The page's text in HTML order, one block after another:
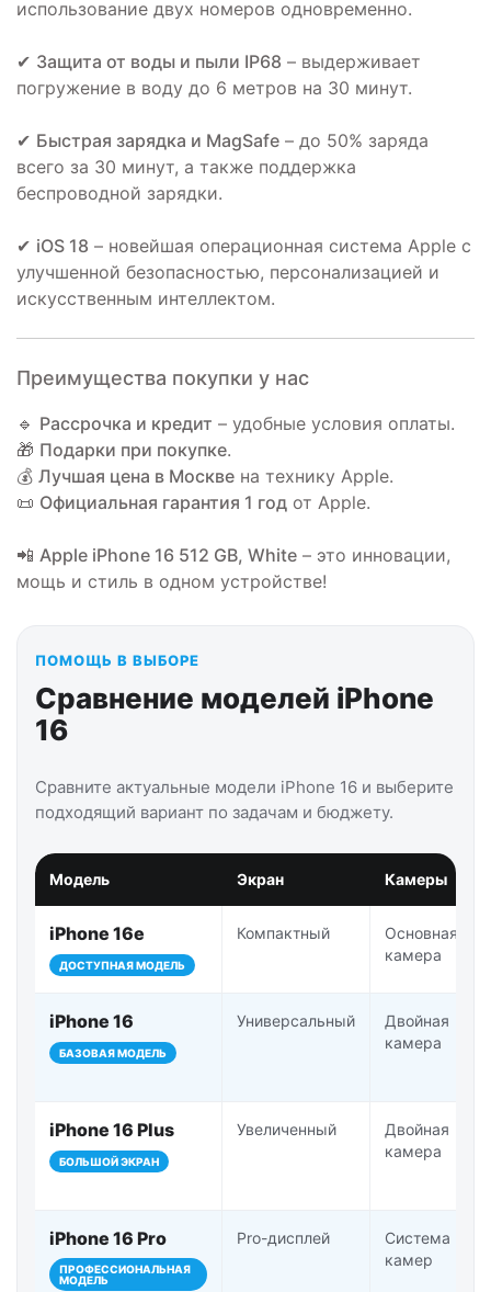
использование двух номеров одновременно.
✔ Защита от воды и пыли IP68 – выдерживает
погружение в воду до 6 метров на 30 минут.
✔ Быстрая зарядка и MagSafe – до 50% заряда
всего за 30 минут, а также поддержка
беспроводной зарядки.
✔ iOS 18 – новейшая операционная система Apple с
улучшенной безопасностью, персонализацией и
искусственным интеллектом.
Преимущества покупки у нас
🔹 Рассрочка и кредит – удобные условия оплаты.
🎁 Подарки при покупке.
💰 Лучшая цена в Москве на технику Apple.
📜 Официальная гарантия 1 год от Apple.
📲 Apple iPhone 16 512 GB, White – это инновации,
мощь и стиль в одном устройстве!
ПОМОЩЬ В ВЫБОРЕ
Сравнение моделей iPhone
16
Сравните актуальные модели iPhone 16 и выберите
подходящий вариант по задачам и бюджету.
Модель Экран Камеры
iPhone 16e
ДОСТУПНАЯ МОДЕЛЬ
Компактный
Основная
камера
iPhone 16
БАЗОВАЯ МОДЕЛЬ
Универсальный
Двойная
камера
iPhone 16 Plus
БОЛЬШОЙ ЭКРАН
Увеличенный
Двойная
камера
iPhone 16 Pro
ПРОФЕССИОНАЛЬНАЯ
МОДЕЛЬ
Pro-дисплей
Система Pro-
камер